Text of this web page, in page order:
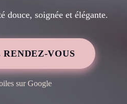
douce, soignée et élégante.
RENDEZ-VOUS
sur Google